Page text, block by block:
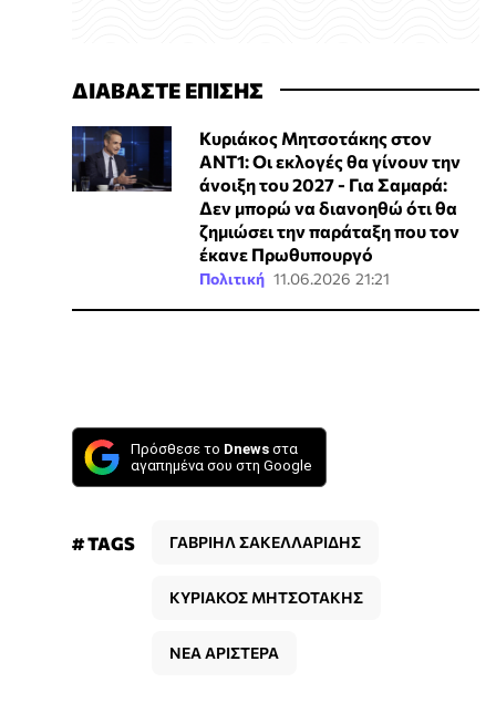
ΔΙΑΒΑΣΤΕ ΕΠΙΣΗΣ
Κυριάκος Μητσοτάκης στον
ΑΝΤ1: Οι εκλογές θα γίνουν την
άνοιξη του 2027 - Για Σαμαρά:
Δεν μπορώ να διανοηθώ ότι θα
ζημιώσει την παράταξη που τον
έκανε Πρωθυπουργό
Πολιτική 11.06.2026 21:21
Πρόσθεσε το Dnews στα
αγαπημένα σου στη Google
# TAGS ΓΑΒΡΙΗΛ ΣΑΚΕΛΛΑΡΙΔΗΣ
ΚΥΡΙΑΚΟΣ ΜΗΤΣΟΤΑΚΗΣ
ΝΕΑ ΑΡΙΣΤΕΡΑ